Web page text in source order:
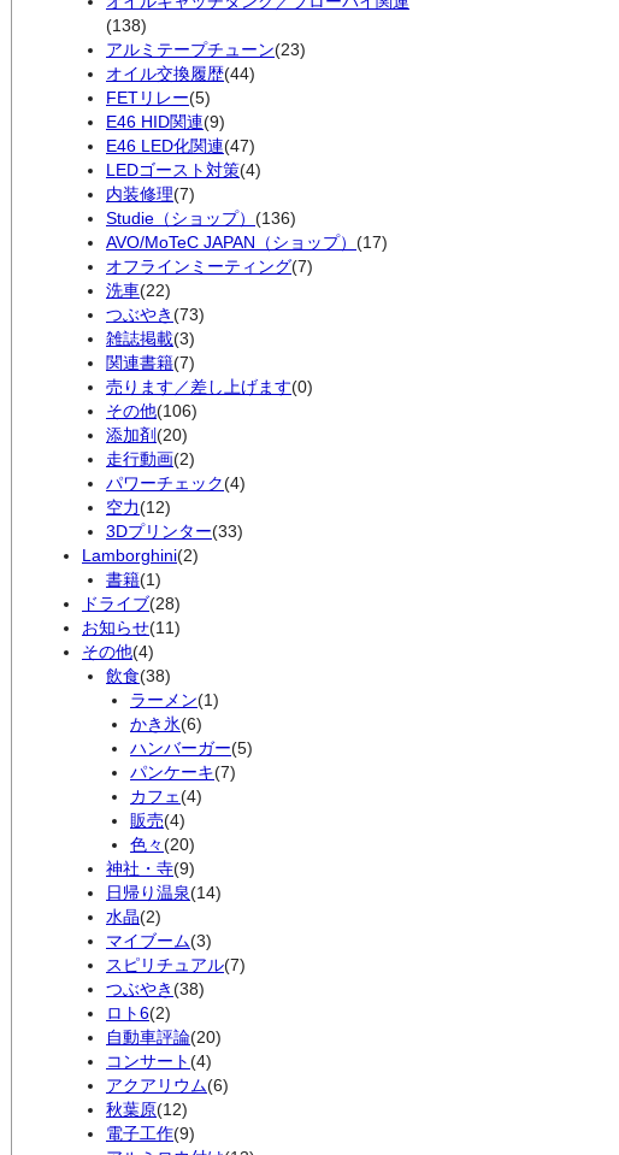
(138)
アルミテープチューン(23)
オイル交換履歴(44)
FETリレー(5)
E46 HID関連(9)
E46 LED化関連(47)
LEDゴースト対策(4)
内装修理(7)
Studie（ショップ） (136)
AVO/MoTeC JAPAN（ショップ） (17)
オフラインミーティング(7)
洗車(22)
つぶやき(73)
雑誌掲載(3)
関連書籍(7)
売ります／差し上げます(0)
その他(106)
添加剤(20)
走行動画(2)
パワーチェック(4)
空力(12)
3Dプリンター(33)
Lamborghini(2)
書籍(1)
ドライブ(28)
お知らせ(11)
その他(4)
飲食(38)
ラーメン(1)
かき氷(6)
ハンバーガー(5)
パンケーキ(7)
カフェ(4)
販売(4)
色々(20)
神社・寺(9)
日帰り温泉(14)
水晶(2)
マイブーム(3)
スピリチュアル(7)
つぶやき(38)
ロト6(2)
自動車評論(20)
コンサート(4)
アクアリウム(6)
秋葉原(12)
電子工作(9)